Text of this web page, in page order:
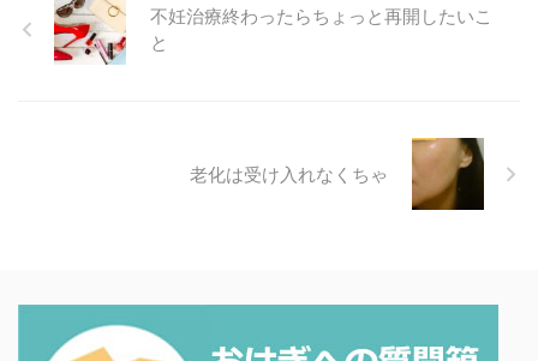
不妊治療終わったらちょっと再開したいこ
と
老化は受け入れなくちゃ